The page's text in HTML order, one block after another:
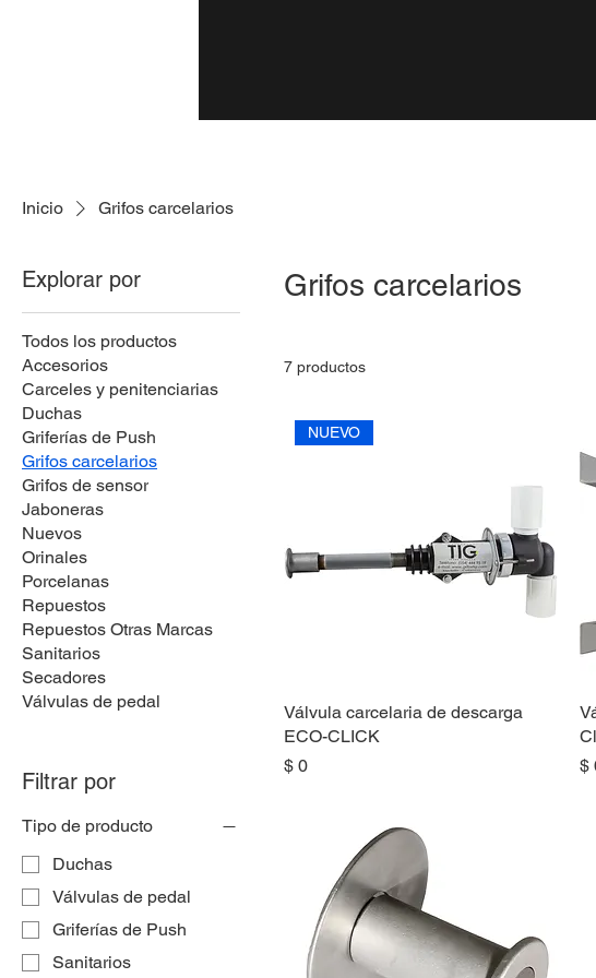
Inicio Grifos carcelarios
Explorar por
Todos los productos
Accesorios
Carceles y penitenciarias
Duchas
Griferías de Push
Grifos carcelarios
Grifos de sensor
Jaboneras
Nuevos
Orinales
Porcelanas
Repuestos
Repuestos Otras Marcas
Sanitarios
Secadores
Válvulas de pedal
Filtrar por
Tipo de producto
Duchas
Válvulas de pedal
Griferías de Push
Sanitarios
Grifos carcelarios
7 productos
NUEVO
Válvula carcelaria de descarga
ECO-CLICK
Precio
$ 0 $